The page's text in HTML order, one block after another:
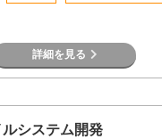
詳細を見る
ルシステム開発